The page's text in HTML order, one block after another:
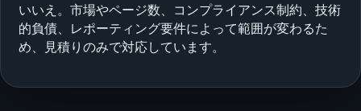
いいえ。市場やページ数、コンプライアンス制約、技術
的負債、レポーティング要件によって範囲が変わるた
め、見積りのみで対応しています。